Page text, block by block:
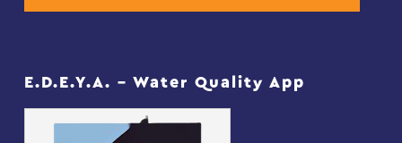
E.D.E.Y.A. – Water Quality App